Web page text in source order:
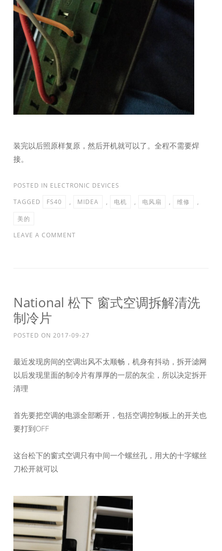
装完以后照原样复原，然后开机就可以了。全程不需要焊
接。
POSTED IN ELECTRONIC DEVICES
TAGGED
FS40 , MIDEA , 电机 , 电风扇 , 维修
,
美的
LEAVE A COMMENT
National 松下 窗式空调拆解清洗
制冷片
POSTED ON 2017-09-27
最近发现房间的空调出风不太顺畅，机身有抖动，拆开滤网
以后发现里面的制冷片有厚厚的一层的灰尘，所以决定拆开
清理
首先要把空调的电源全部断开，包括空调控制板上的开关也
要打到OFF
这台松下的窗式空调只有中间一个螺丝孔，用大的十字螺丝
刀松开就可以